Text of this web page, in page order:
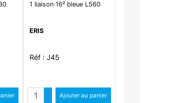
1 liaison 16² bleue L560
ERIS
Réf : J45
QuantitéAugmenter quantité
Diminuer quantité
Ajouter au panier